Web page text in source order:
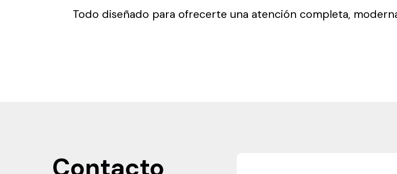
Todo diseñado para ofrecerte una atención completa,